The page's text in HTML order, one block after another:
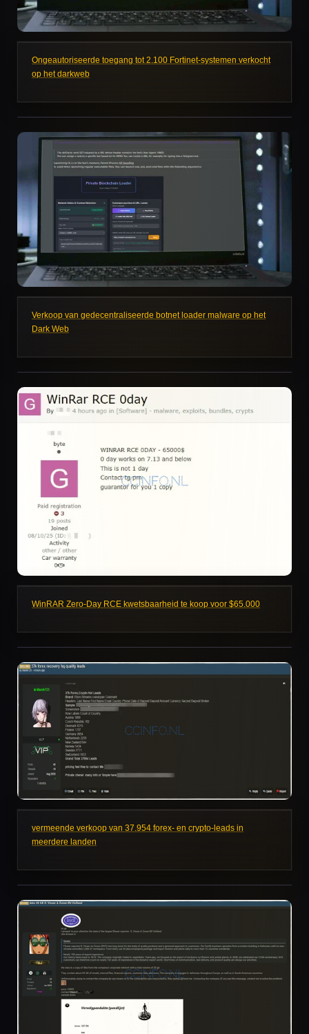
Ongeautoriseerde toegang tot 2.100 Fortinet-systemen verkocht
op het darkweb
Verkoop van gedecentraliseerde botnet loader malware op het
Dark Web
WinRAR Zero-Day RCE kwetsbaarheid te koop voor $65.000
vermeende verkoop van 37.954 forex- en crypto-leads in
meerdere landen